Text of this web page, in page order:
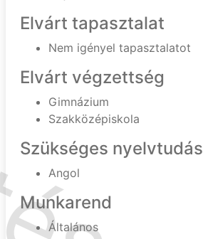
Elvárt tapasztalat
Nem igényel tapasztalatot
Elvárt végzettség
Gimnázium
Szakközépiskola
Szükséges nyelvtudás
Angol
Munkarend
Általános